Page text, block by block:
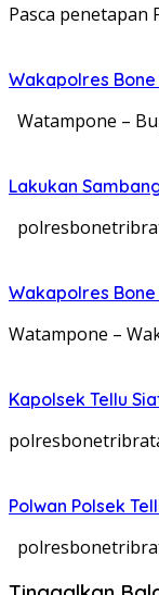
Pasca
Wakapolres Bone
Watampone –
Lakukan
Wakapolres
Watampone –
Kapolsek Tellu
Polwan Polsek